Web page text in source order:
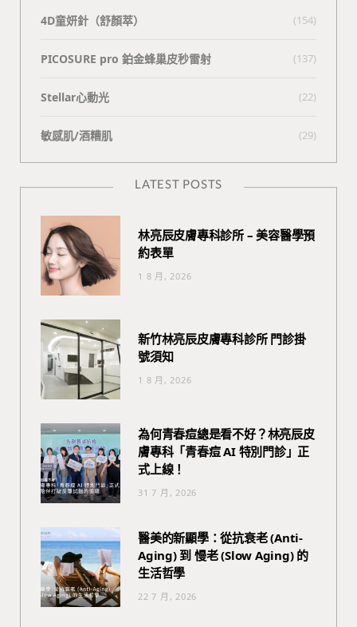
4D童妍針（舒顏萃） (154)
PICOSURE pro 鉑金蜂巢皮秒雷射 (137)
Stellar心動光 (22)
敏感肌/酒糟肌 (29)
LATEST POSTS
林亮辰皮膚專科診所 – 美容醫學預
約表單
1 8 月, 2026
新竹林亮辰皮膚專科診所 門診掛
號須知
1 8 月, 2026
為何青春痘總是看不好？林亮辰皮
膚專科「青春痘 AI 特別門診」正
式上線！
31 7 月, 2026
醫美的新顯學：從抗衰老 (Anti-
Aging) 到 慢老 (Slow Aging) 的
生活哲學
22 7 月, 2026